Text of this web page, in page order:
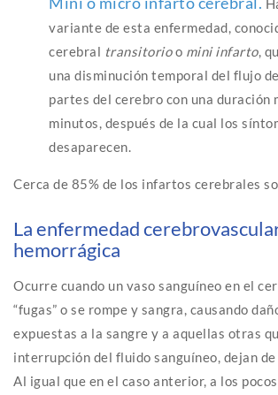
variante de esta enfermedad,
cerebral transitorioo mini infarto,
una disminución temporal del flujo
partes del cerebro con una duración
minutos, después de la cual los
desaparecen.
Cerca de 85% de los infartos cerebrales
La enfermedad
hemorrágica
Ocurre cuando un vaso sanguíneo en el
“fugas” o se rompe y sangra, causando
expuestas a la sangre y a aquellas otras
interrupción del fluido sanguíneo, dejan
Al igual que en el caso anterior, a los